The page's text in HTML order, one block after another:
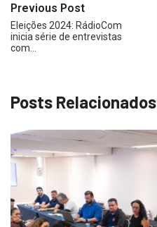
Previous Post
Eleições 2024: RádioCom
inicia série de entrevistas
com…
Posts Relacionados